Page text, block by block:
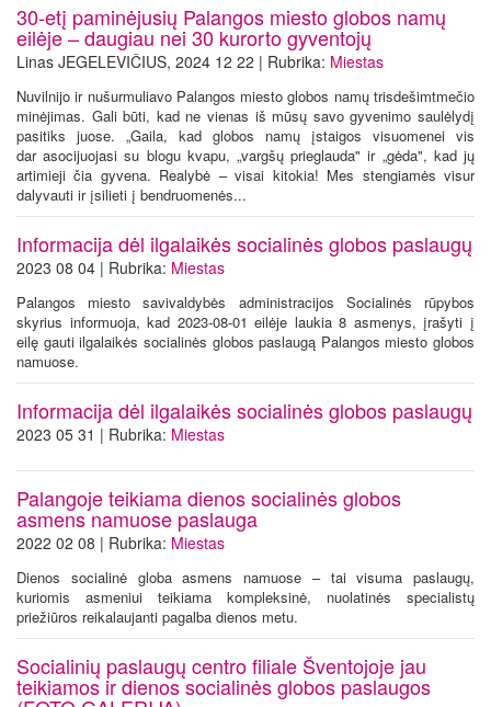
30-etį paminėjusių Palangos miesto globos namų
eilėje – daugiau nei 30 kurorto gyventojų
Linas JEGELEVIČIUS, 2024 12 22 | Rubrika: Miestas
Nuvilnijo ir nušurmuliavo Palangos miesto globos namų trisdešimtmečio
minėjimas. Gali būti, kad ne vienas iš mūsų savo gyvenimo saulėlydį
pasitiks juose. „Gaila, kad globos namų įstaigos visuomenei vis
dar asocijuojasi su blogu kvapu, „vargšų prieglauda" ir „gėda", kad jų
artimieji čia gyvena. Realybė – visai kitokia! Mes stengiamės visur
dalyvauti ir įsilieti į bendruomenės...
Informacija dėl ilgalaikės socialinės globos paslaugų
2023 08 04 | Rubrika: Miestas
Palangos miesto savivaldybės administracijos Socialinės rūpybos
skyrius informuoja, kad 2023-08-01 eilėje laukia 8 asmenys, įrašyti į
eilę gauti ilgalaikės socialinės globos paslaugą Palangos miesto globos
namuose.
Informacija dėl ilgalaikės socialinės globos paslaugų
2023 05 31 | Rubrika: Miestas
Palangoje teikiama dienos socialinės globos
asmens namuose paslauga
2022 02 08 | Rubrika: Miestas
Dienos socialinė globa asmens namuose – tai visuma paslaugų,
kuriomis asmeniui teikiama kompleksinė, nuolatinės specialistų
priežiūros reikalaujanti pagalba dienos metu.
Socialinių paslaugų centro filiale Šventojoje jau
teikiamos ir dienos socialinės globos paslaugos